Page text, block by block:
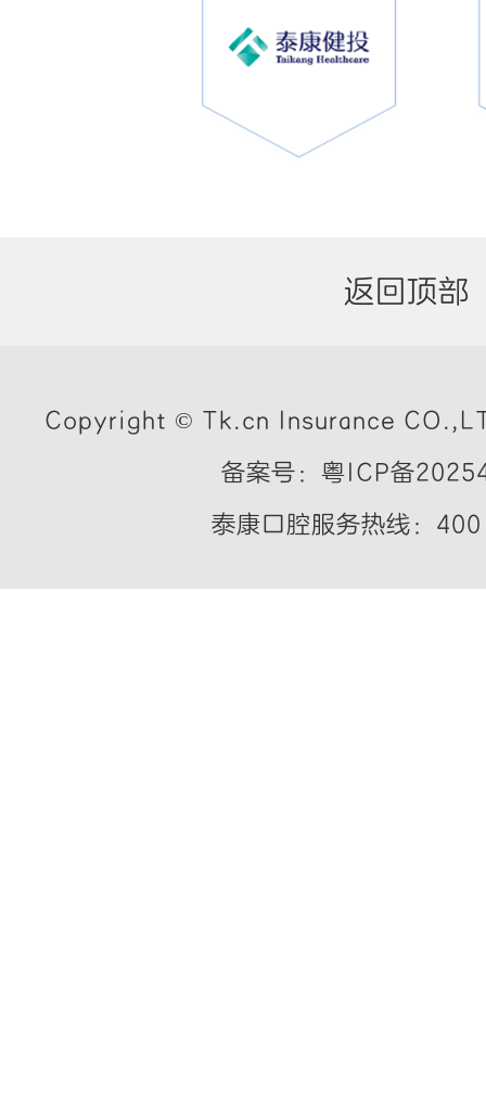
返回顶部
Copyright © Tk.cn Insurance
备案号：粤ICP备
泰康口腔服务热线：